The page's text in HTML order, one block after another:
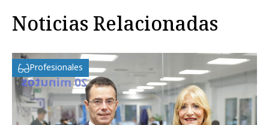
Noticias Relacionadas
Profesionales